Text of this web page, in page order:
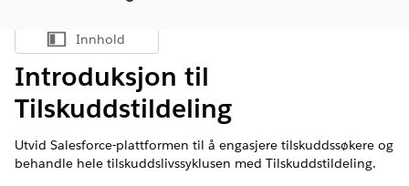
Vis innholdsfortegnelse
Innhold
Introduksjon til
Tilskuddstildeling
Utvid Salesforce-plattformen til å engasjere tilskuddssøkere og
behandle hele tilskuddslivssyklusen med Tilskuddstildeling.